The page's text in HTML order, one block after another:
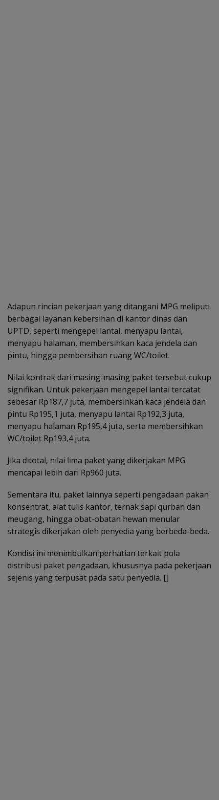
Adapun rincian pekerjaan yang ditangani MPG meliputi
berbagai layanan kebersihan di kantor dinas dan
UPTD, seperti mengepel lantai, menyapu lantai,
menyapu halaman, membersihkan kaca jendela dan
pintu, hingga pembersihan ruang WC/toilet.
Nilai kontrak dari masing-masing paket tersebut cukup
signifikan. Untuk pekerjaan mengepel lantai tercatat
sebesar Rp187,7 juta, membersihkan kaca jendela dan
pintu Rp195,1 juta, menyapu lantai Rp192,3 juta,
menyapu halaman Rp195,4 juta, serta membersihkan
WC/toilet Rp193,4 juta.
Jika ditotal, nilai lima paket yang dikerjakan MPG
mencapai lebih dari Rp960 juta.
Sementara itu, paket lainnya seperti pengadaan pakan
konsentrat, alat tulis kantor, ternak sapi qurban dan
meugang, hingga obat-obatan hewan menular
strategis dikerjakan oleh penyedia yang berbeda-beda.
Kondisi ini menimbulkan perhatian terkait pola
distribusi paket pengadaan, khususnya pada pekerjaan
sejenis yang terpusat pada satu penyedia. []